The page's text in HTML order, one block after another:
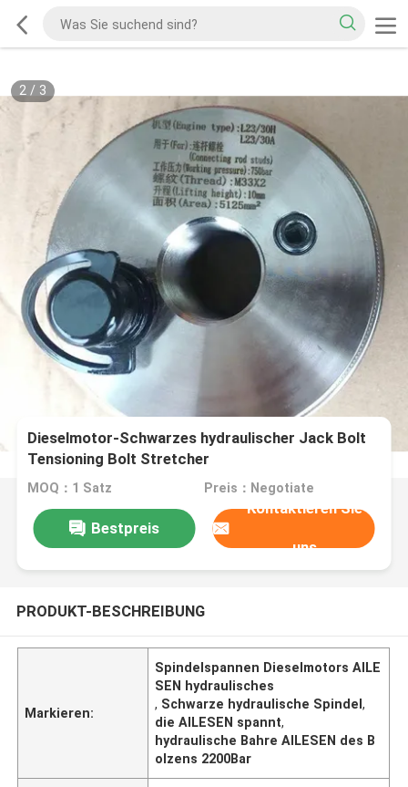
2/ 3
Dieselmotor-Schwarzes hydraulischer Jack Bolt
Tensioning Bolt Stretcher
MOQ：1 Satz Preis：Negotiate
Bestpreis
Kontaktieren Sie
uns
PRODUKT-BESCHREIBUNG
Markieren:
Spindelspannen Dieselmotors AILE
SEN hydraulisches
, Schwarze hydraulische Spindel,
die AILESEN spannt,
hydraulische Bahre AILESEN des B
olzens 2200Bar